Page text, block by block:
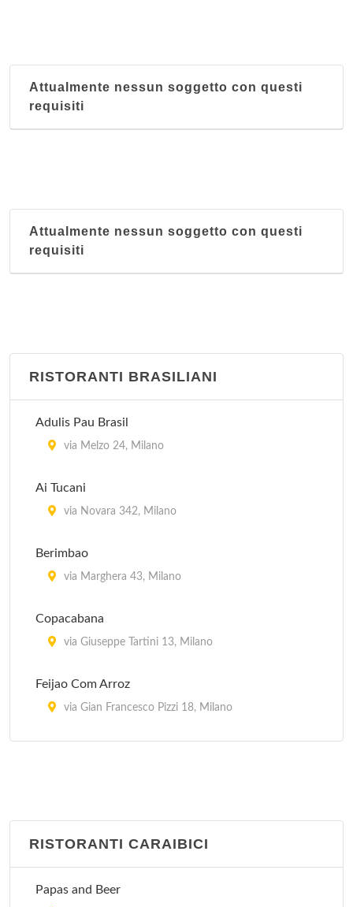
Attualmente nessun soggetto con questi
requisiti
Attualmente nessun soggetto con questi
requisiti
RISTORANTI BRASILIANI
Adulis Pau Brasil
via Melzo 24, Milano
Ai Tucani
via Novara 342, Milano
Berimbao
via Marghera 43, Milano
Copacabana
via Giuseppe Tartini 13, Milano
Feijao Com Arroz
via Gian Francesco Pizzi 18, Milano
via Gaetana Agnesi 17, Milano
RISTORANTI CARAIBICI
Papas and Beer